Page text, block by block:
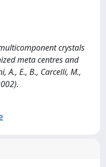
crystals
meta centres and
A., E., B., Carcelli, M.,